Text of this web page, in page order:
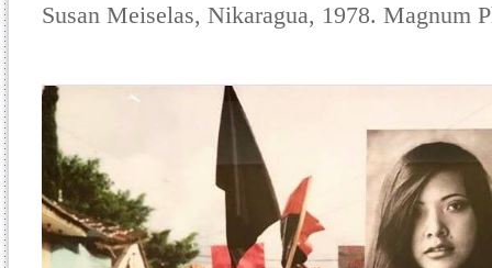
Susan Meiselas, Nikaragua, 1978. Magnum